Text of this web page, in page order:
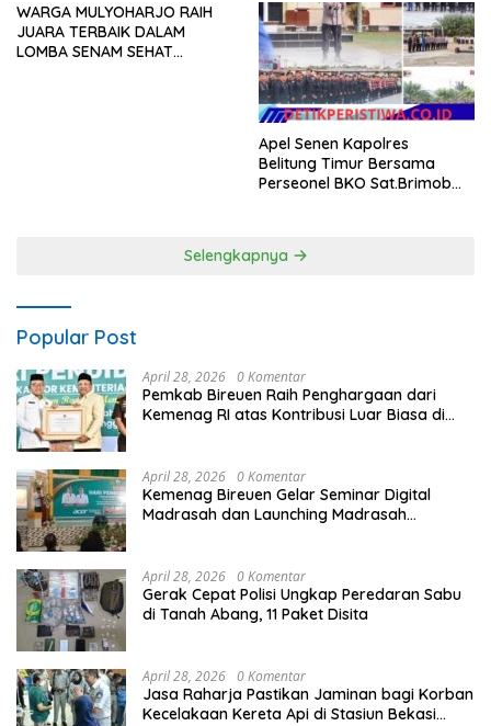
WARGA MULYOHARJO RAIH
JUARA TERBAIK DALAM
LOMBA SENAM SEHAT
Apel Senen Kapolres
Belitung Timur Bersama
Perseonel BKO Sat.Brimob
Selengkapnya
Popular Post
April 28, 2026 0 Komentar
Pemkab Bireuen Raih Penghargaan dari
Kemenag RI atas Kontribusi Luar Biasa di
April 28, 2026 0 Komentar
Kemenag Bireuen Gelar Seminar Digital
Madrasah dan Launching Madrasah
April 28, 2026 0 Komentar
Gerak Cepat Polisi Ungkap Peredaran Sabu
di Tanah Abang, 11 Paket Disita
April 28, 2026 0 Komentar
Jasa Raharja Pastikan Jaminan bagi Korban
Kecelakaan Kereta Api di Stasiun Bekasi